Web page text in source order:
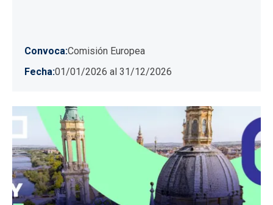
Convoca Comisión Europea
Fecha 01/01/2026 al 31/12/2026